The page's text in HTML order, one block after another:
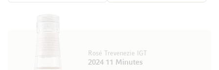
Rosé Trevenezie IGT
2024 11 Minutes